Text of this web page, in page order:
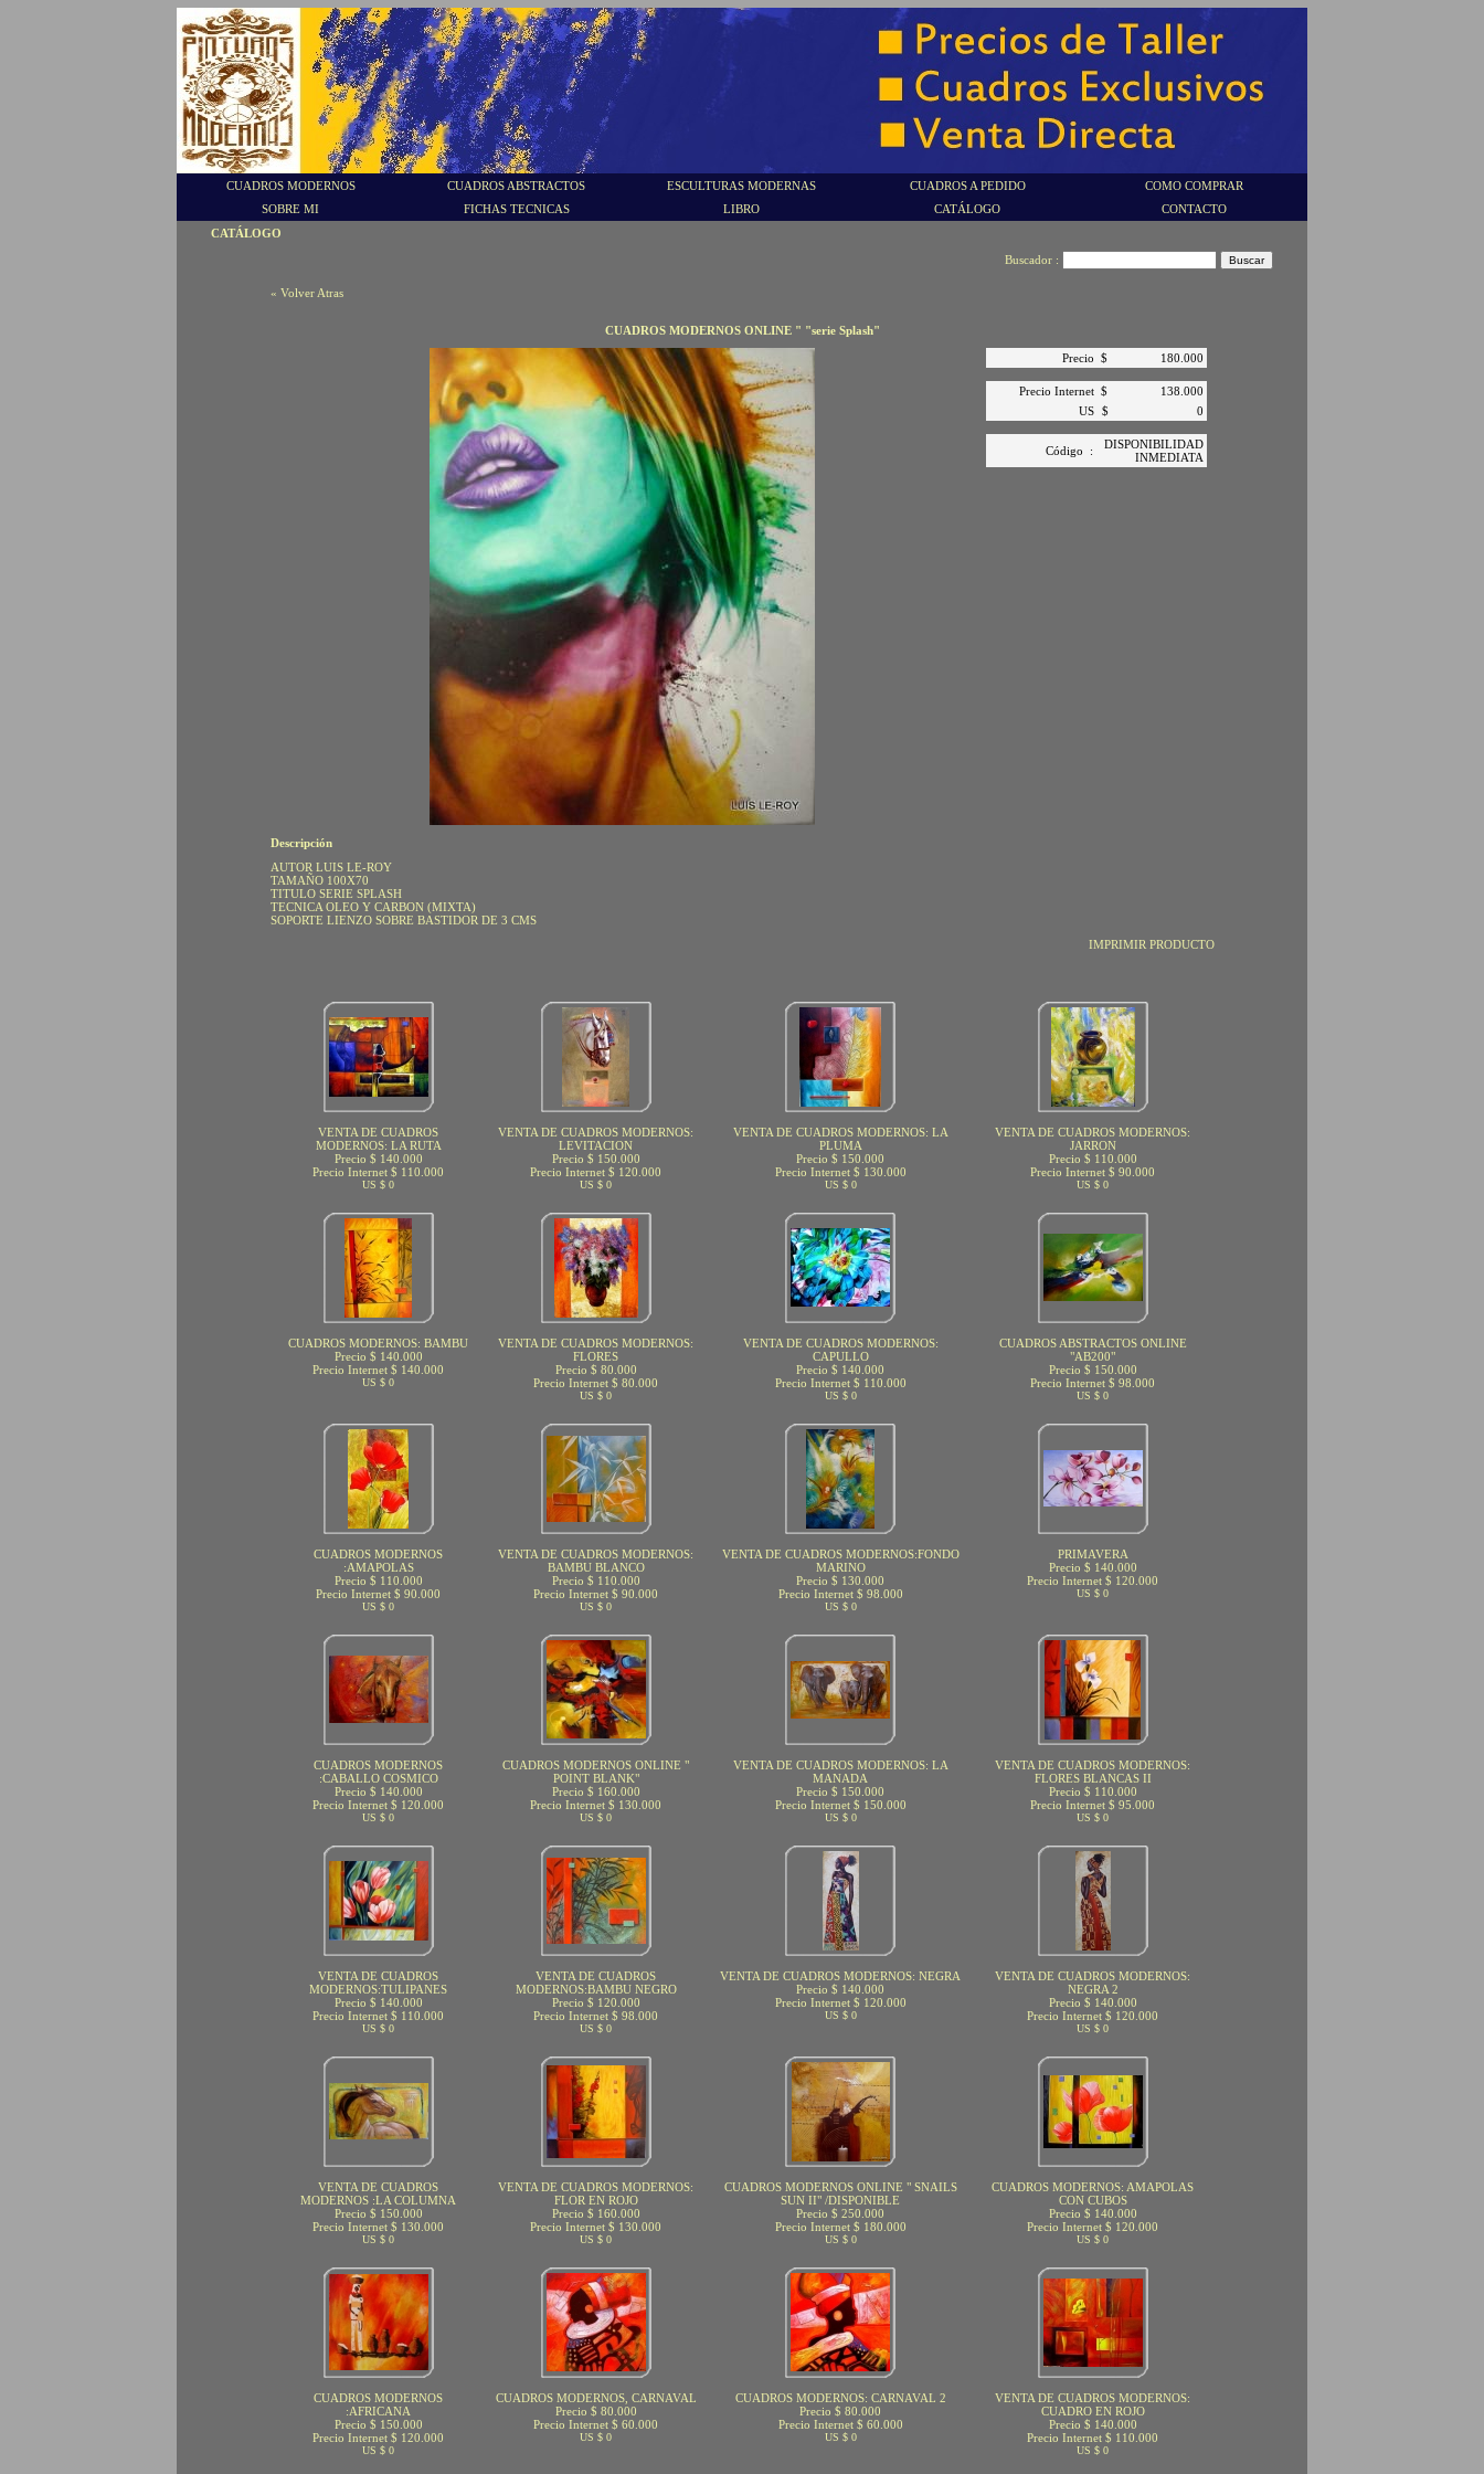
CUADROS MODERNOS CUADROS ABSTRACTOS ESCULTURAS MODERNAS CUADROS A PEDIDO
COMO COMPRAR
SOBRE MI
FICHAS TECNICAS LIBRO CATÁLOGO
CONTACTO
CATÁLOGO
Buscador :
« Volver Atras
CUADROS MODERNOS ONLINE " "serie Splash"
Precio $ 180.000
Precio Internet $
138.000
US
$ 0
Código :
DISPONIBILIDAD
INMEDIATA
Descripción
AUTOR LUIS LE-ROY
TAMAÑO 100X70
TITULO SERIE SPLASH
TECNICA OLEO Y CARBON (MIXTA)
SOPORTE LIENZO SOBRE BASTIDOR DE 3 CMS
IMPRIMIR PRODUCTO
VENTA DE CUADROS
MODERNOS: LA RUTA
Precio $ 140.000
Precio Internet $ 110.000
US $ 0
VENTA DE CUADROS MODERNOS:
LEVITACION
Precio $ 150.000
Precio Internet $ 120.000
US $ 0
VENTA DE CUADROS MODERNOS: LA
PLUMA
Precio $ 150.000
Precio Internet $ 130.000
US $ 0
VENTA DE CUADROS MODERNOS:
JARRON
Precio $ 110.000
Precio Internet $ 90.000
US $ 0
CUADROS MODERNOS: BAMBU
Precio $ 140.000
Precio Internet $ 140.000
US $ 0
VENTA DE CUADROS MODERNOS:
FLORES
Precio $ 80.000
Precio Internet $ 80.000
US $ 0
VENTA DE CUADROS MODERNOS:
CAPULLO
Precio $ 140.000
Precio Internet $ 110.000
US $ 0
CUADROS ABSTRACTOS ONLINE
"AB200"
Precio $ 150.000
Precio Internet $ 98.000
US $ 0
CUADROS MODERNOS
:AMAPOLAS
Precio $ 110.000
Precio Internet $ 90.000
US $ 0
VENTA DE CUADROS MODERNOS:
BAMBU BLANCO
Precio $ 110.000
Precio Internet $ 90.000
US $ 0
VENTA DE CUADROS MODERNOS:FONDO
MARINO
Precio $ 130.000
Precio Internet $ 98.000
US $ 0
PRIMAVERA
Precio $ 140.000
Precio Internet $ 120.000
US $ 0
CUADROS MODERNOS
:CABALLO COSMICO
Precio $ 140.000
Precio Internet $ 120.000
US $ 0
CUADROS MODERNOS ONLINE "
POINT BLANK"
Precio $ 160.000
Precio Internet $ 130.000
US $ 0
VENTA DE CUADROS MODERNOS: LA
MANADA
Precio $ 150.000
Precio Internet $ 150.000
US $ 0
VENTA DE CUADROS MODERNOS:
FLORES BLANCAS II
Precio $ 110.000
Precio Internet $ 95.000
US $ 0
VENTA DE CUADROS
MODERNOS:TULIPANES
Precio $ 140.000
Precio Internet $ 110.000
US $ 0
VENTA DE CUADROS
MODERNOS:BAMBU NEGRO
Precio $ 120.000
Precio Internet $ 98.000
US $ 0
VENTA DE CUADROS MODERNOS: NEGRA
Precio $ 140.000
Precio Internet $ 120.000
US $ 0
VENTA DE CUADROS MODERNOS:
NEGRA 2
Precio $ 140.000
Precio Internet $ 120.000
US $ 0
VENTA DE CUADROS
MODERNOS :LA COLUMNA
Precio $ 150.000
Precio Internet $ 130.000
US $ 0
VENTA DE CUADROS MODERNOS:
FLOR EN ROJO
Precio $ 160.000
Precio Internet $ 130.000
US $ 0
CUADROS MODERNOS ONLINE " SNAILS
SUN II" /DISPONIBLE
Precio $ 250.000
Precio Internet $ 180.000
US $ 0
CUADROS MODERNOS: AMAPOLAS
CON CUBOS
Precio $ 140.000
Precio Internet $ 120.000
US $ 0
CUADROS MODERNOS
:AFRICANA
Precio $ 150.000
Precio Internet $ 120.000
US $ 0
CUADROS MODERNOS, CARNAVAL
Precio $ 80.000
Precio Internet $ 60.000
US $ 0
CUADROS MODERNOS: CARNAVAL 2
Precio $ 80.000
Precio Internet $ 60.000
US $ 0
VENTA DE CUADROS MODERNOS:
CUADRO EN ROJO
Precio $ 140.000
Precio Internet $ 110.000
US $ 0